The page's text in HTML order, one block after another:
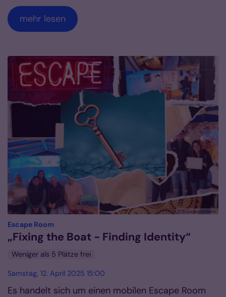
mehr lesen
© fb kja dueren|eifel
Escape Room:
„Fixing the Boat - Finding Identity“
Weniger als 5 Plätze frei
Samstag, 12. April 2025 15:00
Es handelt sich um einen mobilen Escape Room